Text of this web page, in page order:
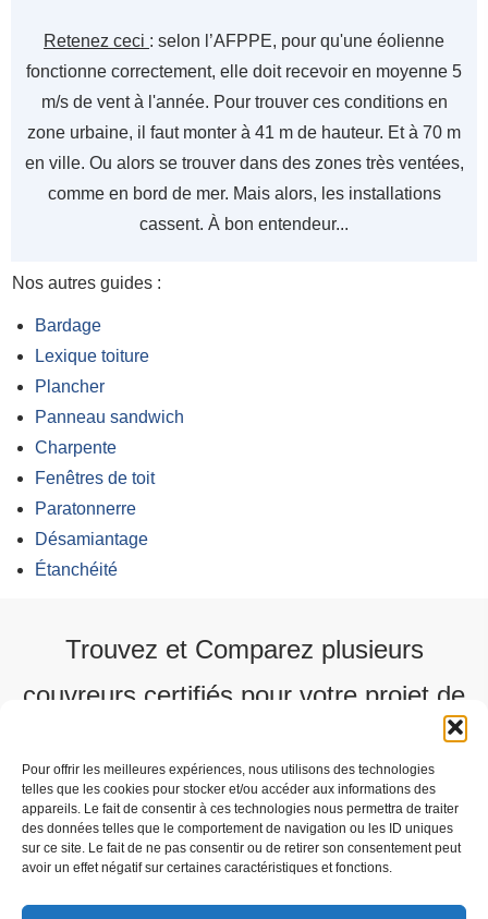
Pour offrir les meilleures expériences, nous utilisons des technologies
telles que les cookies pour stocker et/ou accéder aux informations des
appareils. Le fait de consentir à ces technologies nous permettra de traiter
des données telles que le comportement de navigation ou les ID uniques
sur ce site. Le fait de ne pas consentir ou de retirer son consentement peut
avoir un effet négatif sur certaines caractéristiques et fonctions.
Retenez ceci : selon l’AFPPE, pour qu'une éolienne
fonctionne correctement, elle doit recevoir en moyenne 5
m/s de vent à l'année. Pour trouver ces conditions en
zone urbaine, il faut monter à 41 m de hauteur. Et à 70 m
en ville. Ou alors se trouver dans des zones très ventées,
comme en bord de mer. Mais alors, les installations
cassent. À bon entendeur...
Nos autres guides :
Bardage
Lexique toiture
Plancher
Panneau sandwich
Charpente
Fenêtres de toit
Paratonnerre
Désamiantage
Étanchéité
Trouvez et Comparez plusieurs
couvreurs certifiés pour votre projet de
Recevez plusieurs Devis Gratuit
ICI